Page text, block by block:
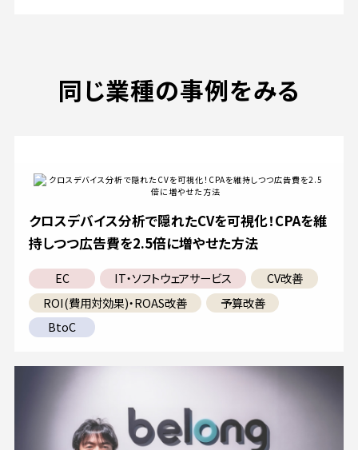
同じ業種の事例をみる
クロスデバイス分析で隠れたCVを可視化！CPAを維
持しつつ広告費を2.5倍に増やせた方法
EC IT・ソフトウェアサービス
CV改善
ROI(費用対効果)・ROAS改善
予算改善
BtoC